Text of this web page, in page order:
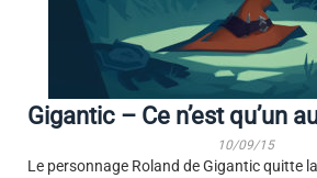
Gigantic – Ce n’est qu’un
10/09/15
Le personnage Roland de Gigantic quitte